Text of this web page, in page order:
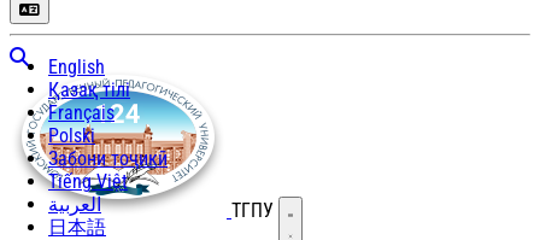
English
Қазақ тілі
Français
Polski
Забони тоҷикӣ
Tiếng Việt
العربية
日本語
ТГПУ Открыть меню